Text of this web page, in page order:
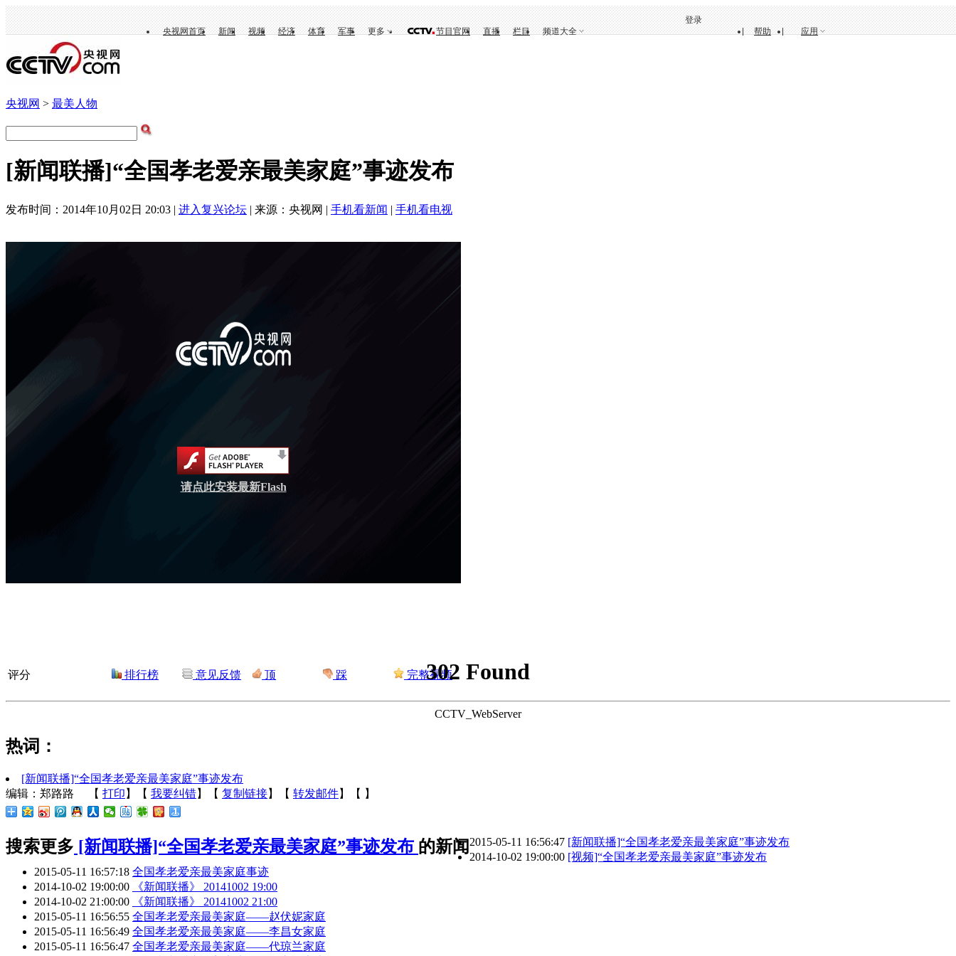
央视网首页 新闻 视频 经济 体育 军事 更多 节目官网 直播 栏目 频道大全 帮助 应用
登录
央视网 > 最美人物
[新闻联播]“全国孝老爱亲最美家庭”事迹发布
发布时间：2014年10月02日 20:03 | 进入复兴论坛 | 来源：央视网 | 手机看新闻 | 手机看电视
请点此安装最新Flash
评分 排行榜 意见反馈 顶 踩 完整视频
302 Found
CCTV_WebServer
热词：
[新闻联播]“全国孝老爱亲最美家庭”事迹发布
编辑：郑路路
【 打印 】【 我要纠错】【 复制链接】【 转发邮件】【 】
搜索更多 [新闻联播]“全国孝老爱亲最美家庭”事迹发布 的新闻 2015-05-11 16:56:47 [新闻联播]“全国孝老爱亲最美家庭”事迹发布
2014-10-02 19:00:00 [视频]“全国孝老爱亲最美家庭”事迹发布
2015-05-11 16:57:18 全国孝老爱亲最美家庭事迹
2014-10-02 19:00:00
《新闻联播》 20141002 19:00
2014-10-02 21:00:00
《新闻联播》 20141002 21:00
2015-05-11 16:56:55 全国孝老爱亲最美家庭——赵伏妮家庭
2015-05-11 16:56:49 全国孝老爱亲最美家庭——李昌女家庭
2015-05-11 16:56:47 全国孝老爱亲最美家庭——代琼兰家庭